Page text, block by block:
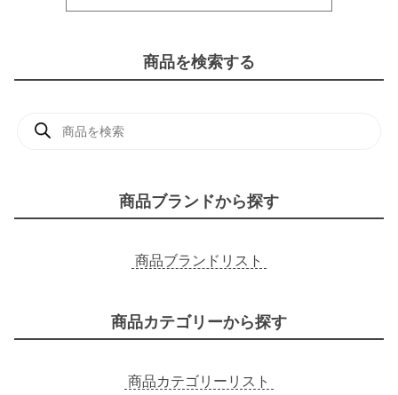
商品を検索する
商品ブランドから探す
商品ブランドリスト
商品カテゴリーから探す
商品カテゴリーリスト